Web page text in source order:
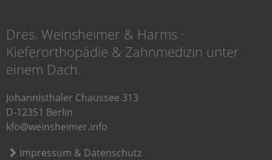
Dres. Weinsheimer & Harms ·
Kieferorthopädie & Zahnmedizin unter
einem Dach.
Johannisthaler Chaussee 313
D-12351 Berlin
kfo@weinsheimer.info
Impressum & Datenschutz